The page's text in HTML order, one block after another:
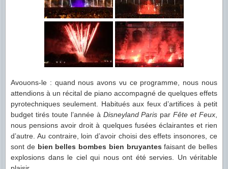
Avouons-le : quand nous avons vu ce programme, nous nous
attendions à un récital de piano accompagné de quelques effets
pyrotechniques seulement. Habitués aux feux d’artifices à petit
budget tirés toute l’année à Disneyland Paris parFête et Feux
nous pensions avoir droit à quelques fusées éclairantes et rien
d’autre. Au contraire, loin d’avoir choisi des effets insonores, ce
sont de bien belles bombes bien bruyantes faisant de belles
explosions dans le ciel qui nous ont été servies. Un véritable